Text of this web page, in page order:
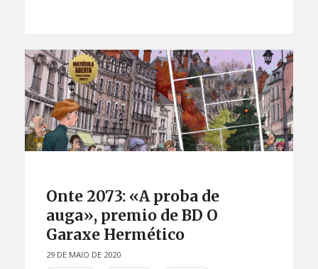
Onte 2073: «A proba de
auga», premio de BD O
Garaxe Hermético
29 DE MAIO DE 2020